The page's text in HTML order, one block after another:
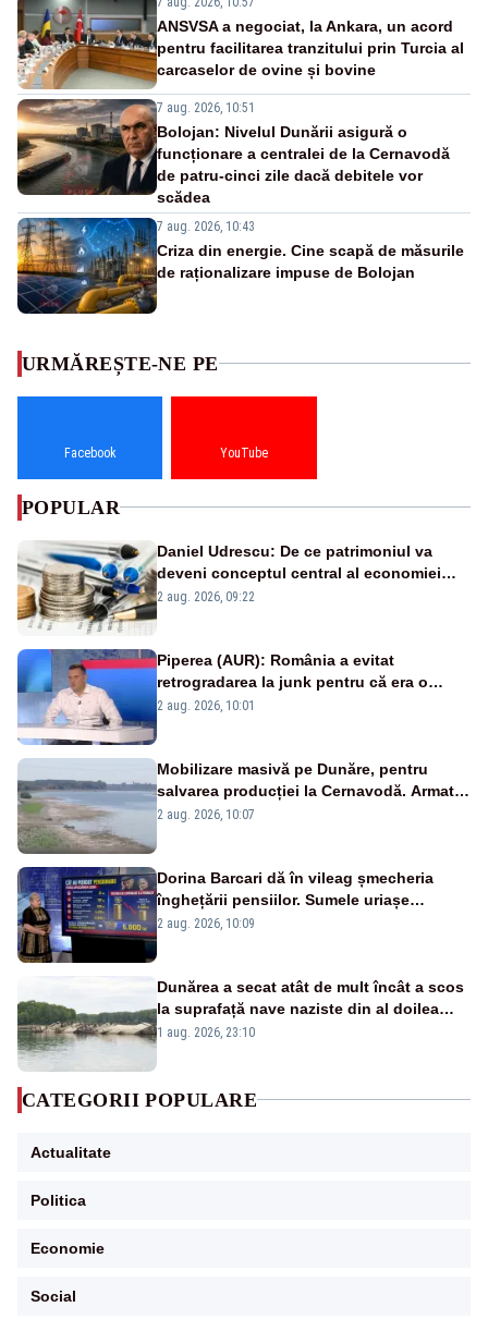
ANSVSA a negociat, la Ankara, un acord
pentru facilitarea tranzitului prin Turcia al
carcaselor de ovine și bovine
7 aug. 2026, 10:51
Bolojan: Nivelul Dunării asigură o
funcționare a centralei de la Cernavodă
de patru-cinci zile dacă debitele vor
scădea
7 aug. 2026, 10:43
Criza din energie. Cine scapă de măsurile
de raționalizare impuse de Bolojan
URMĂREȘTE-NE PE
Facebook YouTube
POPULAR
Daniel Udrescu: De ce patrimoniul va
deveni conceptul central al economiei
viitoare?
2 aug. 2026, 09:22
Piperea (AUR): România a evitat
retrogradarea la junk pentru că era o
catastrofă pentru bănci și fondurile de
2 aug. 2026, 10:01
Mobilizare masivă pe Dunăre, pentru
salvarea producției la Cernavodă. Armata
va detona o stâncă și va devia apa
2 aug. 2026, 10:07
Dorina Barcari dă în vileag șmecheria
înghețării pensiilor. Sumele uriașe
pierdute de fiecare român
2 aug. 2026, 10:09
Dunărea a secat atât de mult încât a scos
la suprafață nave naziste din al doilea
război mondial
1 aug. 2026, 23:10
CATEGORII POPULARE
Actualitate
Politica
Economie
Social